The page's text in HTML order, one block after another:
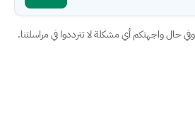
حال واجهتكم أي مشكلة لا تترددوا في مراسلتنا.